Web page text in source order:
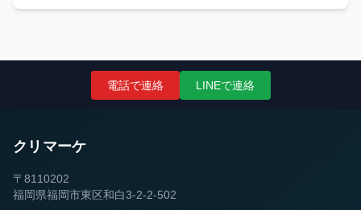
電話で連絡 LINEで連絡
クリマーケ
〒8110202
福岡県福岡市東区和白3-2-2-502